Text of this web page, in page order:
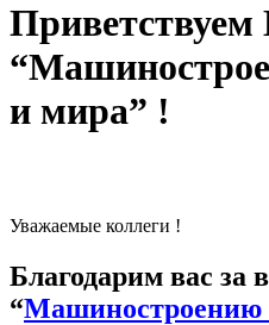
Приветствуем
и мира” !
Уважаемые коллеги !
Благодарим вас за
“